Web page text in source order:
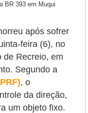
BR 393 em Muqui
após sofrer
feira (6), no
de Recreio, em
Segundo a
, o
da direção,
um objeto fixo.